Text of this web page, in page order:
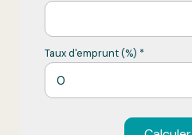
Taux d'emprunt (%) *